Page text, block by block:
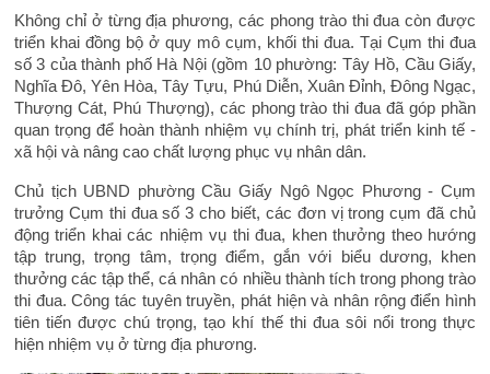
Không chỉ ở từng địa phương, các phong trào thi đua còn được
triển khai đồng bộ ở quy mô cụm, khối thi đua. Tại Cụm thi đua
số 3 của thành phố Hà Nội (gồm 10 phường: Tây Hồ, Cầu Giấy,
Nghĩa Đô, Yên Hòa, Tây Tựu, Phú Diễn, Xuân Đỉnh, Đông Ngạc,
Thượng Cát, Phú Thượng), các phong trào thi đua đã góp phần
quan trọng để hoàn thành nhiệm vụ chính trị, phát triển kinh tế -
xã hội và nâng cao chất lượng phục vụ nhân dân.
Chủ tịch UBND phường Cầu Giấy Ngô Ngọc Phương - Cụm
trưởng Cụm thi đua số 3 cho biết, các đơn vị trong cụm đã chủ
động triển khai các nhiệm vụ thi đua, khen thưởng theo hướng
tập trung, trọng tâm, trọng điểm, gắn với biểu dương, khen
thưởng các tập thể, cá nhân có nhiều thành tích trong phong trào
thi đua. Công tác tuyên truyền, phát hiện và nhân rộng điển hình
tiên tiến được chú trọng, tạo khí thế thi đua sôi nổi trong thực
hiện nhiệm vụ ở từng địa phương.